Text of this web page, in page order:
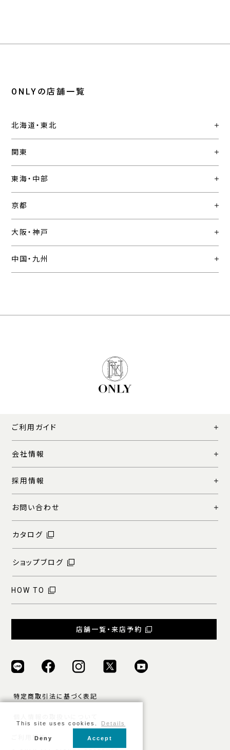
ONLYの店舗一覧
北海道・東北
関東
東海・中部
京都
大阪・神戸
中国・九州
ご利用ガイド
会社情報
採用情報
お問い合わせ
カタログ
ショップブログ
HOW TO
店舗一覧・来店予約
特定商取引法に基づく表記
ご利用規約
This site uses cookies. Details
Deny Accept